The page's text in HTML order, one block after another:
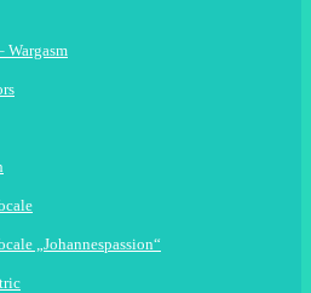
Wargasm
„Johannespassion“